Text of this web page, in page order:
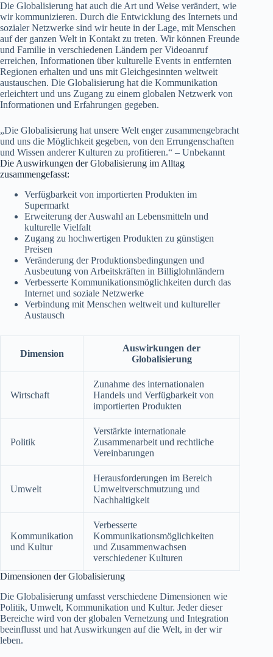
Die Globalisierung hat auch die Art und Weise verändert, wie
wir kommunizieren. Durch die Entwicklung des Internets und
sozialer Netzwerke sind wir heute in der Lage, mit Menschen
auf der ganzen Welt in Kontakt zu treten. Wir können Freunde
und Familie in verschiedenen Ländern per Videoanruf
erreichen, Informationen über kulturelle Events in entfernten
Regionen erhalten und uns mit Gleichgesinnten weltweit
austauschen. Die Globalisierung hat die Kommunikation
erleichtert und uns Zugang zu einem globalen Netzwerk von
Informationen und Erfahrungen gegeben.
„Die Globalisierung hat unsere Welt enger zusammengebracht
und uns die Möglichkeit gegeben, von den Errungenschaften
und Wissen anderer Kulturen zu profitieren.“ – Unbekannt
Die Auswirkungen der Globalisierung im Alltag
zusammengefasst:
Verfügbarkeit von importierten Produkten im
Supermarkt
Erweiterung der Auswahl an Lebensmitteln und
kulturelle Vielfalt
Zugang zu hochwertigen Produkten zu günstigen
Preisen
Veränderung der Produktionsbedingungen und
Ausbeutung von Arbeitskräften in Billiglohnländern
Verbesserte Kommunikationsmöglichkeiten durch das
Internet und soziale Netzwerke
Verbindung mit Menschen weltweit und kultureller
Austausch
Dimension
Auswirkungen der
Globalisierung
Wirtschaft
Zunahme des internationalen
Handels und Verfügbarkeit von
importierten Produkten
Politik
Verstärkte internationale
Zusammenarbeit und rechtliche
Vereinbarungen
Umwelt
Herausforderungen im Bereich
Umweltverschmutzung und
Nachhaltigkeit
Kommunikation
und Kultur
Verbesserte
Kommunikationsmöglichkeiten
und Zusammenwachsen
verschiedener Kulturen
Dimensionen der Globalisierung
Die Globalisierung umfasst verschiedene Dimensionen wie
Politik, Umwelt, Kommunikation und Kultur. Jeder dieser
Bereiche wird von der globalen Vernetzung und Integration
beeinflusst und hat Auswirkungen auf die Welt, in der wir
leben.